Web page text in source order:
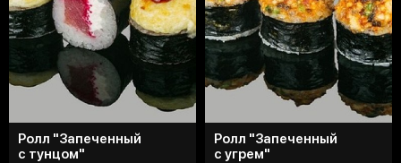
Ролл "Запеченный
с тунцом"
Ролл "Запеченный
с угрем"